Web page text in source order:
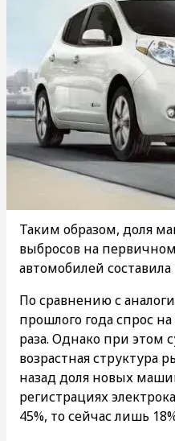
Таким образом, доля
выбросов на
автомобилей составила
По сравнению с
прошлого года спрос
раза. Однако при этом
возрастная структура
назад доля новых
регистрациях
45%, то сейчас лишь